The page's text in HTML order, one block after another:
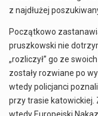
z najdłużej
Początkowo
pruszkowski nie
„rozliczył” go ze
zostały rozwiane po
wtedy policjanci
przy trasie